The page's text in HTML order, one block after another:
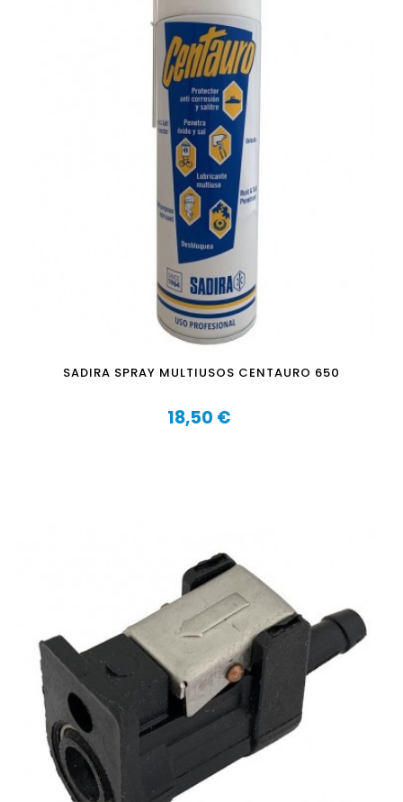
SADIRA SPRAY MULTIUSOS CENTAURO 650
Precio
18,50 €